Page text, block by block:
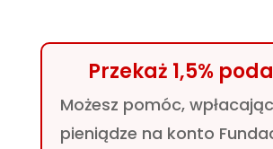
Przekaż 1,5%
Możesz pomóc, wpłacając
pieniądze na konto